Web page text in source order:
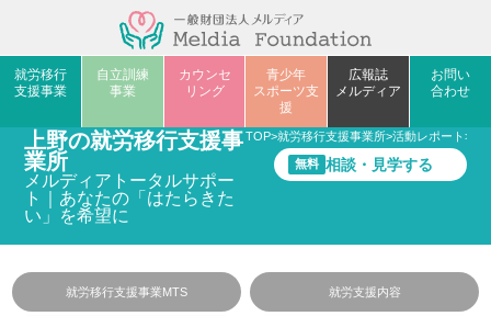
就労移行
支援事業
自立訓練
事業
カウンセ
リング
青少年
スポーツ支
援
広報誌
メルディア
お問い
合わせ
上野の就労移行支援事
業所
メルディアトータルサポー
ト｜あなたの「はたらきた
い」を希望に
TOP>就労移行支援事業所>活動レポート>
無料 相談・見学する
就労移行支援事業MTS 就労支援内容